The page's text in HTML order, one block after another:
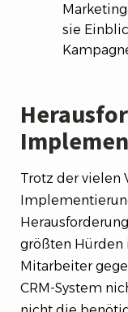
sie
Trotz der vielen
größten Hürden
Mitarbeiter
CRM-System